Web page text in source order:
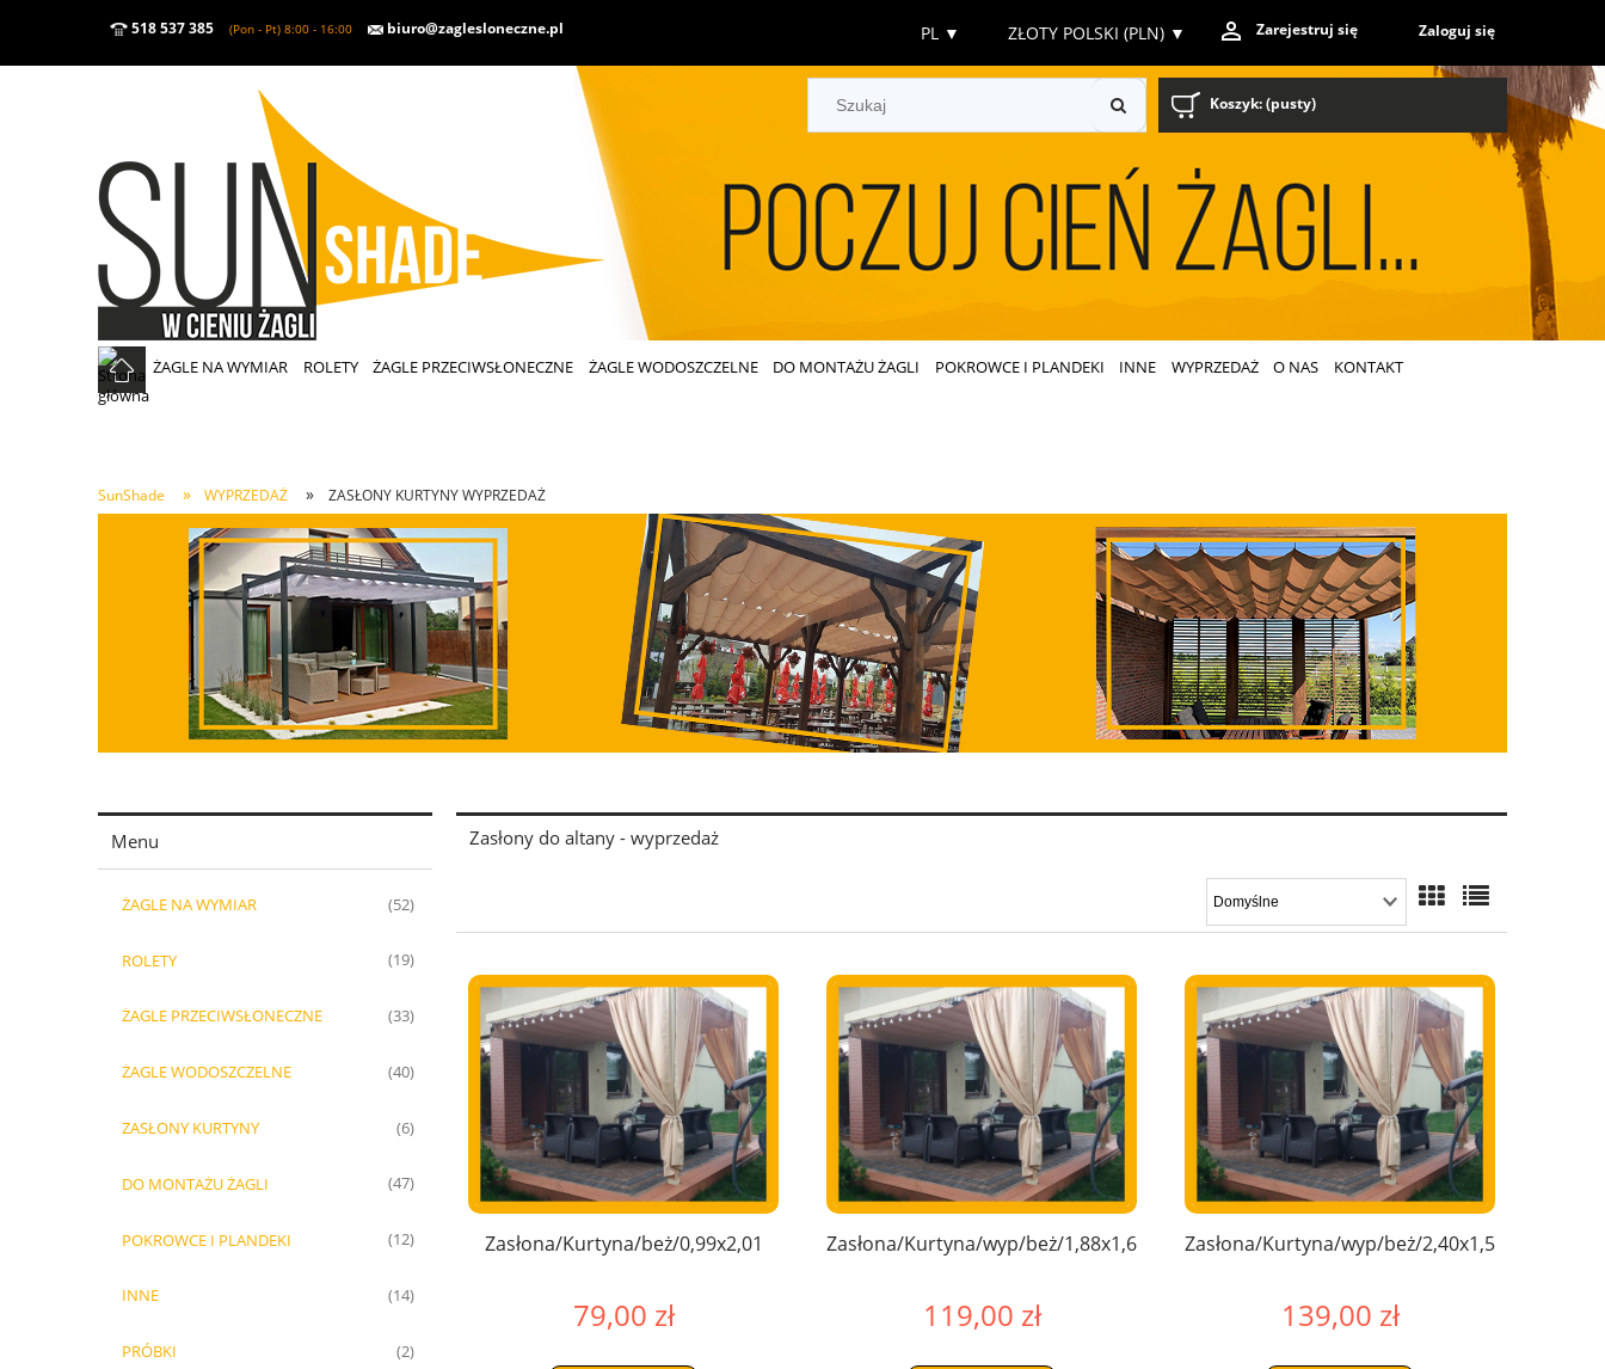
518 537 385 (Pon - Pt) 8:00 - 16:00 biuro@zaglesloneczne.pl Zarejestruj się Zaloguj się
ZŁOTY POLSKI (PLN) ▼
PL ▼
Koszyk:(pusty)
ŻAGLE NA WYMIAR ROLETY ŻAGLE PRZECIWSŁONECZNE ŻAGLE WODOSZCZELNE DO MONTAŻU ŻAGLI POKROWCE I PLANDEKI INNE WYPRZEDAŻ O NAS KONTAKT
SunShade » WYPRZEDAŻ » ZASŁONY KURTYNY WYPRZEDAŻ
Menu
ŻAGLE NA WYMIAR (52)
ROLETY (19)
ŻAGLE PRZECIWSŁONECZNE (33)
ŻAGLE WODOSZCZELNE (40)
ZASŁONY KURTYNY (6)
DO MONTAŻU ŻAGLI (47)
POKROWCE I PLANDEKI (12)
INNE (14)
PRÓBKI (2)
Zasłony do altany - wyprzedaż
Zasłona/Kurtyna/beż/0,99x2,01
79,00 zł
Zasłona/Kurtyna/wyp/beż/1,88x1,64
119,00 zł
Zasłona/Kurtyna/wyp/beż/2,40x1,50
139,00 zł